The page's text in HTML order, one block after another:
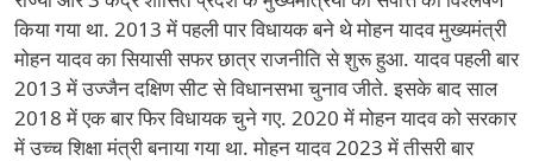
किया गया था. 2013 में पहली पार विधायक बने थे मोहन यादव मुख्यमंत्री
मोहन यादव का सियासी सफर छात्र राजनीति से शुरू हुआ. यादव पहली बार
2013 में उज्जैन दक्षिण सीट से विधानसभा चुनाव जीते. इसके बाद साल
2018 में एक बार फिर विधायक चुने गए. 2020 में मोहन यादव को सरकार
में उच्च शिक्षा मंत्री बनाया गया था. मोहन यादव 2023 में तीसरी बार